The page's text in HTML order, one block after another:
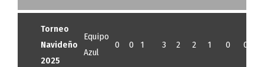
Torneo
Navideño
2025
Equipo
Azul
0 0 1 3 2 2 1 0 0